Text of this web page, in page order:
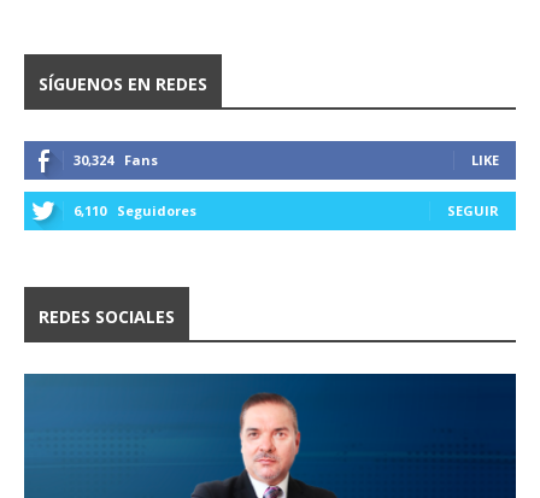
SÍGUENOS EN REDES
30,324 Fans LIKE
6,110 Seguidores SEGUIR
REDES SOCIALES